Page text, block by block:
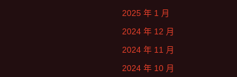
2025 年 1 月
2024 年 12 月
2024 年 11 月
2024 年 10 月